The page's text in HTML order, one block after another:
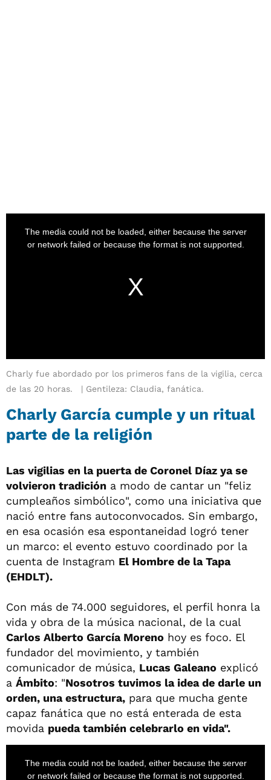
Charly fue abordado por los primeros fans de la vigilia, cerca
de las 20 horas.
Gentileza: Claudia, fanática.
Charly García cumple y un ritual
parte de la religión
Las vigilias en la puerta de Coronel Díaz ya se
volvieron tradición a modo de cantar un "feliz
cumpleaños simbólico", como una iniciativa que
nació entre fans autoconvocados. Sin embargo,
en esa ocasión esa espontaneidad logró tener
un marco: el evento estuvo coordinado por la
cuenta de Instagram El Hombre de la Tapa
(EHDLT).
Con más de 74.000 seguidores, el perfil honra la
vida y obra de la música nacional, de la cual
Carlos Alberto García Moreno hoy es foco. El
fundador del movimiento, y también
comunicador de música, Lucas Galeano explicó
a Ámbito: "Nosotros tuvimos la idea de darle un
orden, una estructura, para que mucha gente
capaz fanática que no está enterada de esta
movida pueda también celebrarlo en vida".